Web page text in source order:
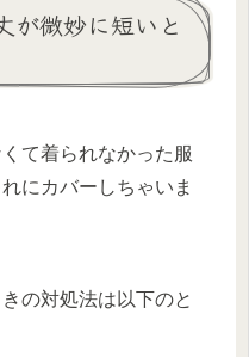
が微妙に短いと
て着られなかった服
にカバーしちゃいま
の対処法は以下のと